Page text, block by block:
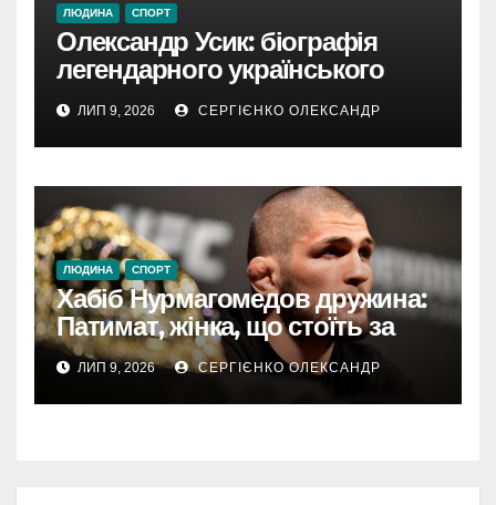
ЛЮДИНА СПОРТ
Олександр Усик: біографія
легендарного українського
боксера від Олімпіади до
абсолютного чемпіона
ЛИП 9, 2026 СЕРГІЄНКО ОЛЕКСАНДР
ЛЮДИНА СПОРТ
Хабіб Нурмагомедов дружина:
Патимат, жінка, що стоїть за
успіхом легенди UFC
ЛИП 9, 2026 СЕРГІЄНКО ОЛЕКСАНДР